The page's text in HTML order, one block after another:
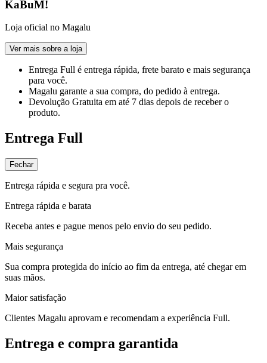
KaBuM!
Loja oficial no Magalu
Ver mais sobre a loja
Entrega Full é entrega rápida, frete barato e mais segurança
para você.
Magalu garante a sua compra, do pedido à entrega.
Devolução Gratuita em até 7 dias depois de receber o
produto.
Entrega Full
Fechar
Entrega rápida e segura pra você.
Entrega rápida e barata
Receba antes e pague menos pelo envio do seu pedido.
Mais segurança
Sua compra protegida do início ao fim da entrega, até chegar em
suas mãos.
Maior satisfação
Clientes Magalu aprovam e recomendam a experiência Full.
Entrega e compra garantida